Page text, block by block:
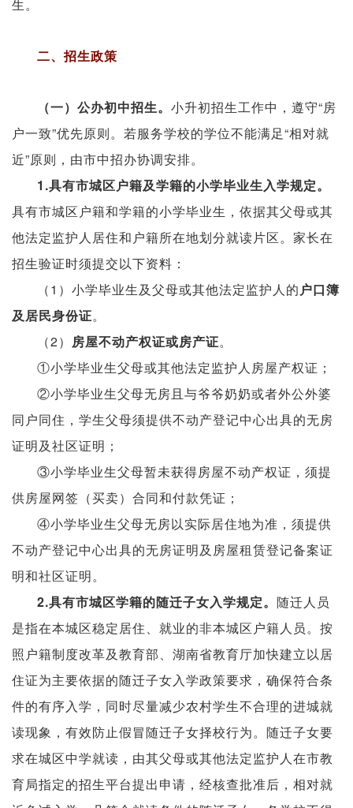
生。
二、招生政策
（一）公办初中招生。 小升初招生工作中，遵守“房
户一致”优先原则。若服务学校的学位不能满足“相对就
近”原则，由市中招办协调安排。
1.具有市城区户籍及学籍的小学毕业生入学规定。
具有市城区户籍和学籍的小学毕业生，依据其父母或其
他法定监护人居住和户籍所在地划分就读片区。家长在
招生验证时须提交以下资料：
（1）小学毕业生及父母或其他法定监护人的 户口簿
及居民身份证。
（2）
房屋不动产权证或房产证。
①小学毕业生父母或其他法定监护人房屋产权证；
②小学毕业生父母无房且与爷爷奶奶或者外公外婆
同户同住，学生父母须提供不动产登记中心出具的无房
证明及社区证明；
③小学毕业生父母暂未获得房屋不动产权证，须提
供房屋网签（买卖）合同和付款凭证；
④小学毕业生父母无房以实际居住地为准，须提供
不动产登记中心出具的无房证明及房屋租赁登记备案证
明和社区证明。
2.具有市城区学籍的随迁子女入学规定。 随迁人员
是指在本城区稳定居住、就业的非本城区户籍人员。按
照户籍制度改革及教育部、湖南省教育厅加快建立以居
住证为主要依据的随迁子女入学政策要求，确保符合条
件的有序入学，同时尽量减少农村学生不合理的进城就
读现象，有效防止假冒随迁子女择校行为。随迁子女要
求在城区中学就读，由其父母或其他法定监护人在市教
育局指定的招生平台提出申请，经核查批准后，相对就